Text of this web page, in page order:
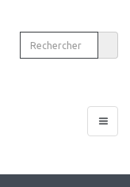
Toggle